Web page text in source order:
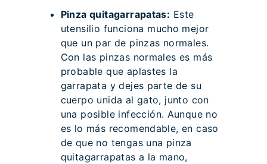
Pinza quitagarrapatas: Este
utensilio funciona mucho mejor
que un par de pinzas normales.
Con las pinzas normales es más
probable que aplastes la
garrapata y dejes parte de su
cuerpo unida al gato, junto con
una posible infección. Aunque no
es lo más recomendable, en caso
de que no tengas una pinza
quitagarrapatas a la mano,